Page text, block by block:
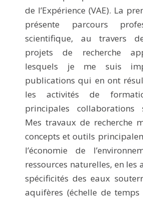
de l’Expérience (VAE). La
présente parcours
scientifique, au travers
projets de recherche
lesquels je me suis
publications qui en ont
les activités de
principales collaborations
Mes travaux de recherche
concepts et outils
l’économie de
ressources naturelles, en les
spécificités des eaux
aquifères (échelle de temps